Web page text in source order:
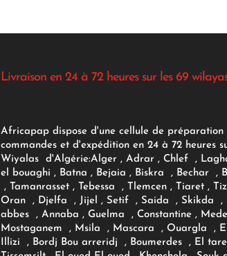
Livraison en 24 à 72 heures sur les 69
Africapap dispose d'une cellule de préparation
commandes et d'expédition en 24 à 72 heures
Wiyalas d'Algérie:Alger , Adrar, Chlef ,
el bouaghi , Batna , Bejaia , Biskra , Bechar ,
, Tamanrasset , Tebessa , Tlemcen , Tiaret ,
Oran , Djelfa , Jijel , Setif , Saida , Skikda ,
abbes , Annaba , Guelma , Constantine ,
Mostaganem , Msila , Mascara , Ouargla ,
Illizi , Bordj Bou arreridj , Boumerdes , El